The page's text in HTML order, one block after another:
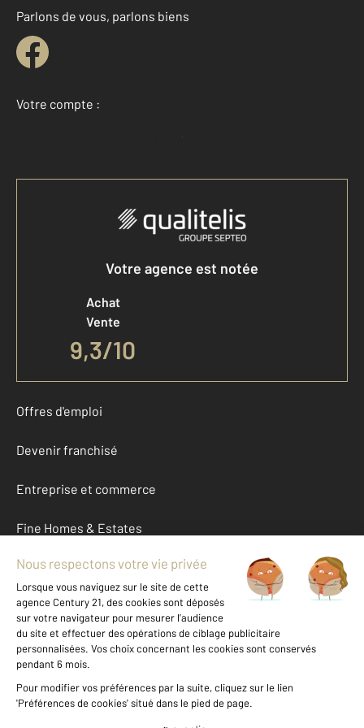
Parlons de vous, parlons biens
Votre compte :
Accéder à mon compte
Votre agence est notée
Achat
Vente
9,3/10
Offres d'emploi
Devenir franchisé
Entreprise et commerce
Fine Homes & Estates
À propos
International
Nous contacter